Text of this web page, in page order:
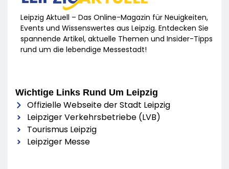
Leipzig Aktuell – Das Online-Magazin für Neuigkeiten,
Events und Wissenswertes aus Leipzig. Entdecken Sie
spannende Artikel, aktuelle Themen und Insider-Tipps
rund um die lebendige Messestadt!
Wichtige Links Rund Um Leipzig
Offizielle Webseite der Stadt Leipzig
Leipziger Verkehrsbetriebe (LVB)
Tourismus Leipzig
Leipziger Messe